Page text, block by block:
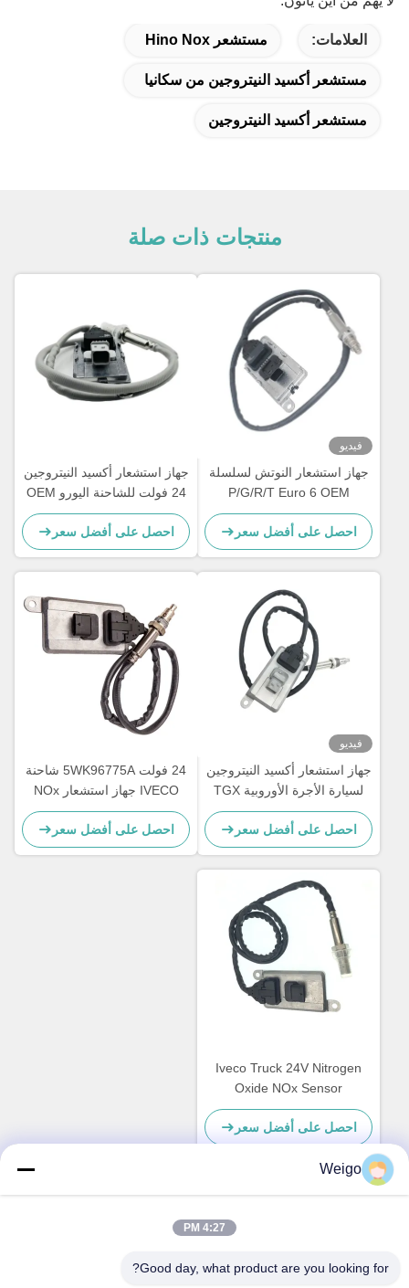
العلامات: مستشعر Hino Nox
مستشعر أكسيد النيتروجين من سكانيا
مستشعر أكسيد النيتروجين
منتجات ذات صلة
فيديو
جهاز استشعار النوتش لسلسلة
P/G/R/T Euro 6 OEM
5WK97401 2294291
2064769
احصل على أفضل سعر
جهاز استشعار أكسيد النيتروجين
24 فولت للشاحنة اليورو OEM
2294290 5WK97400
احصل على أفضل سعر
فيديو
جهاز استشعار أكسيد النيتروجين
لسيارة الأجرة الأوروبية TGX
OEM 51154080019
5WK96790B
احصل على أفضل سعر
24 فولت 5WK96775A شاحنة
IVECO جهاز استشعار NOx
DAILY III
احصل على أفضل سعر
Iveco Truck 24V Nitrogen
Oxide NOx Sensor
5WK96615F 5801754015
احصل على أفضل سعر
عنوان
Weigo
4:27 PM
Good day, what product are you looking for?